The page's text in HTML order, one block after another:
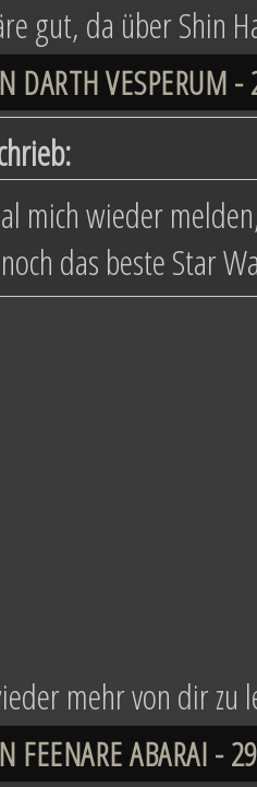
gut, da über Shin
DARTH
mich wieder
das beste Star
mehr von dir zu
FEENARE ABARAI -